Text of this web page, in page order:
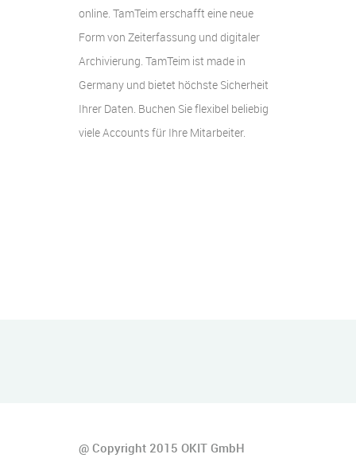
online. TamTeim erschafft eine neue
Form von Zeiterfassung und digitaler
Archivierung. TamTeim ist made in
Germany und bietet höchste Sicherheit
Ihrer Daten. Buchen Sie flexibel beliebig
viele Accounts für Ihre Mitarbeiter.
@ Copyright 2015 OKIT GmbH